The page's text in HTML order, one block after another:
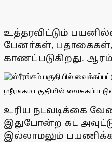
உத்தரவிட்டும்
பேனா்கள், பதாகைகள்,
காணப்படுகிறது.
ஸ்ரீரங்கம் பகுதியில்
உரிய நடவடிக்கை
இதுபோன்ற கட்
இல்லாமலும்